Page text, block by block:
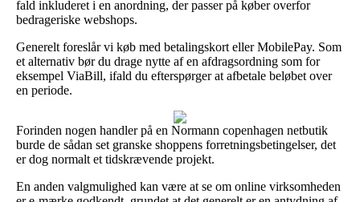
fald inkluderet i en anordning, der passer på køber overfor
bedrageriske webshops.
Generelt foreslår vi køb med betalingskort eller MobilePay. Som
et alternativ bør du drage nytte af en afdragsordning som for
eksempel ViaBill, ifald du efterspørger at afbetale beløbet over
en periode.
Forinden nogen handler på en Normann copenhagen netbutik
burde de sådan set granske shoppens forretningsbetingelser, det
er dog normalt et tidskrævende projekt.
En anden valgmulighed kan være at se om online virksomheden